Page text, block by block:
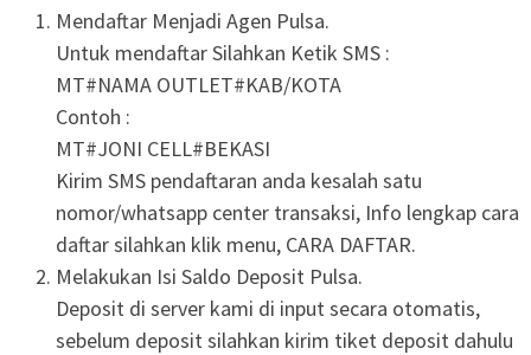
Mendaftar Menjadi Agen Pulsa.
Untuk mendaftar Silahkan Ketik SMS :
MT#NAMA OUTLET#KAB/KOTA
Contoh :
MT#JONI CELL#BEKASI
Kirim SMS pendaftaran anda kesalah satu
nomor/whatsapp center transaksi, Info lengkap cara
daftar silahkan klik menu, CARA DAFTAR.
Melakukan Isi Saldo Deposit Pulsa.
Deposit di server kami di input secara otomatis,
sebelum deposit silahkan kirim tiket deposit dahulu